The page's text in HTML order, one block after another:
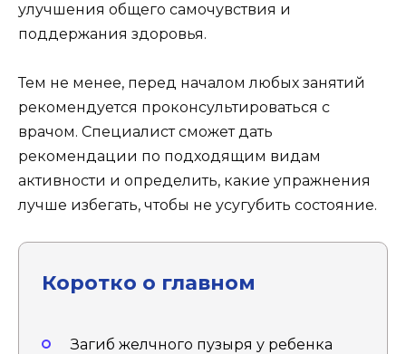
улучшения общего самочувствия и
поддержания здоровья.
Тем не менее, перед началом любых занятий
рекомендуется проконсультироваться с
врачом. Специалист сможет дать
рекомендации по подходящим видам
активности и определить, какие упражнения
лучше избегать, чтобы не усугубить состояние.
Коротко о главном
Загиб желчного пузыря у ребенка